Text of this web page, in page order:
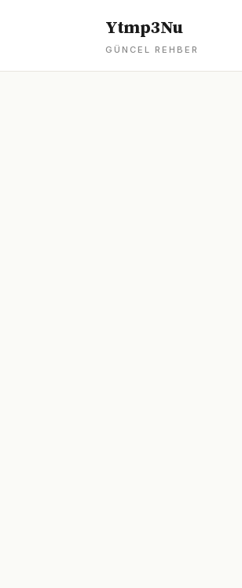
Ytmp3Nu
GÜNCEL REHBER